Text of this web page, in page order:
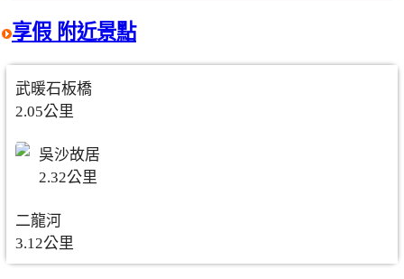
享假 附近景點
武暖石板橋
2.05公里
吳沙故居
2.32公里
二龍河
3.12公里